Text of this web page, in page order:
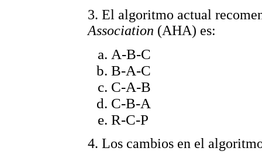
3. El algoritmo actual
Association (AHA) es:
A-B-C
B-A-C
C-A-B
C-B-A
R-C-P
4. Los cambios en el